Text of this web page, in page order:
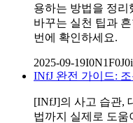
용하는 방법을 정리
바꾸는 실천 팁과
번에 확인하세요.
2025-09-19I0N1F0J0
INfJ 완전 가이드:
[INfJ]의 사고 습관,
법까지 실제로 도움